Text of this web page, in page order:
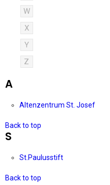
W
X
Y
Z
A
Altenzentrum St. Josef
Back to top
S
St.Paulusstift
Back to top